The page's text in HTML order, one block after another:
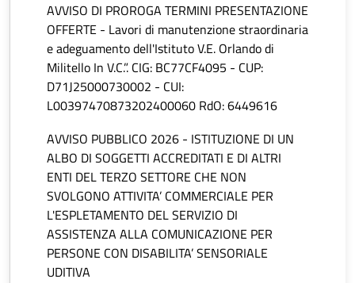
AVVISO DI PROROGA TERMINI PRESENTAZIONE
OFFERTE - Lavori di manutenzione straordinaria
e adeguamento dell'Istituto V.E. Orlando di
Militello In V.C.”. CIG: BC77CF4095 - CUP:
D71J25000730002 - CUI:
L00397470873202400060 RdO: 6449616
AVVISO PUBBLICO 2026 - ISTITUZIONE DI UN
ALBO DI SOGGETTI ACCREDITATI E DI ALTRI
ENTI DEL TERZO SETTORE CHE NON
SVOLGONO ATTIVITA’ COMMERCIALE PER
L'ESPLETAMENTO DEL SERVIZIO DI
ASSISTENZA ALLA COMUNICAZIONE PER
PERSONE CON DISABILITA’ SENSORIALE
UDITIVA